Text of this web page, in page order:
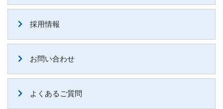
採用情報
お問い合わせ
よくあるご質問